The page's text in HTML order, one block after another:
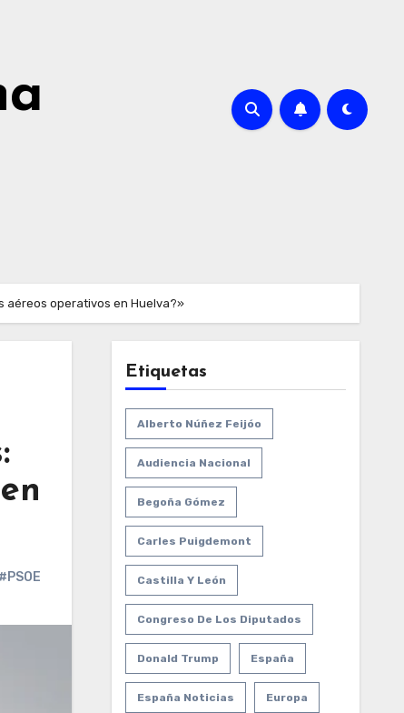
aéreos operativos en Huelva?»
#PSOE
Etiquetas
Alberto Núñez Feijóo
Audiencia Nacional
Begoña Gómez
Carles Puigdemont
Castilla Y León
Congreso De Los Diputados
Donald Trump España
España Noticias Europa